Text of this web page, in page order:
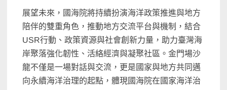
展望未來，國海院將持續扮演海洋政策推進與地方
陪伴的雙重角色，推動地方交流平台與機制，結合
USR行動、政策資源與社會創新力量，助力臺灣海
岸聚落強化韌性、活絡經濟與凝聚社區。金門場沙
龍不僅是一場對話與交流，更是國家與地方共同邁
向永續海洋治理的起點，體現國海院在國家海洋治